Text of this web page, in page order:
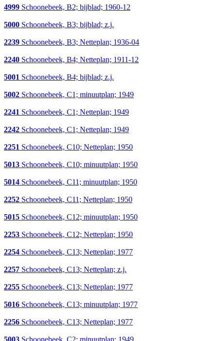
4999 Schoonebeek, B2; bijblad; 1960-12
5000 Schoonebeek, B3; bijblad; z.j.
2239 Schoonebeek, B3; Netteplan; 1936-04
2240 Schoonebeek, B4; Netteplan; 1911-12
5001 Schoonebeek, B4; bijblad; z.j.
5002 Schoonebeek, C1; minuutplan; 1949
2241 Schoonebeek, C1; Netteplan; 1949
2242 Schoonebeek, C1; Netteplan; 1949
2251 Schoonebeek, C10; Netteplan; 1950
5013 Schoonebeek, C10; minuutplan; 1950
5014 Schoonebeek, C11; minuutplan; 1950
2252 Schoonebeek, C11; Netteplan; 1950
5015 Schoonebeek, C12; minuutplan; 1950
2253 Schoonebeek, C12; Netteplan; 1950
2254 Schoonebeek, C13; Netteplan; 1977
2257 Schoonebeek, C13; Netteplan; z.j.
2255 Schoonebeek, C13; Netteplan; 1977
5016 Schoonebeek, C13; minuutplan; 1977
2256 Schoonebeek, C13; Netteplan; 1977